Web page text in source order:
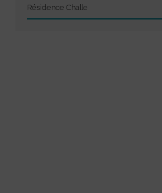
Résidence Challe